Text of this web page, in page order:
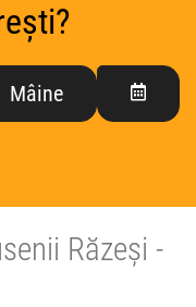
Mâine
Răzeși -